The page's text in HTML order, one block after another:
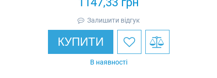
Залишити відгук
КУПИТИ
В наявності